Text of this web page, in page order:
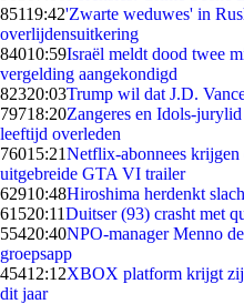
85119:42'Zwarte weduwes' in
overlijdensuitkering
84010:59Israël meldt dood twee
vergelding aangekondigd
82320:03Trump wil dat J.D.
79718:20Zangeres en Idols-
leeftijd overleden
76015:21Netflix-abonnees krijgen
uitgebreide GTA VI trailer
62910:48Hiroshima herdenkt
61520:11Duitser (93) crasht met
55420:40NPO-manager Menno
groepsapp
45412:12XBOX platform krijgt
dit jaar